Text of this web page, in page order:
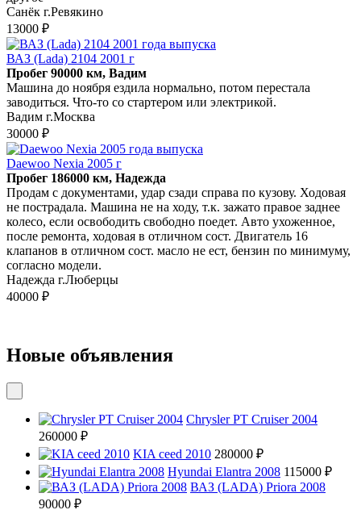
Санёк г.Ревякино
13000 ₽
ВАЗ (Lada) 2104 2001 г
Пробег 90000 км, Вадим
Машина до ноября ездила нормально, потом перестала
заводиться. Что-то со стартером или электрикой.
Вадим г.Москва
30000 ₽
Daewoo Nexia 2005 г
Пробег 186000 км, Надежда
Продам с документами, удар сзади справа по кузову. Ходовая
не пострадала. Машина не на ходу, т.к. зажато правое заднее
колесо, если освободить свободно поедет. Авто ухоженное,
после ремонта, ходовая в отличном сост. Двигатель 16
клапанов в отличном сост. масло не ест, бензин по минимуму,
согласно модели.
Надежда г.Люберцы
40000 ₽
Новые объявления
Chrysler PT Cruiser 2004
260000 ₽
KIA ceed 2010 280000 ₽
Hyundai Elantra 2008 115000 ₽
ВАЗ (LADA) Priora 2008
90000 ₽